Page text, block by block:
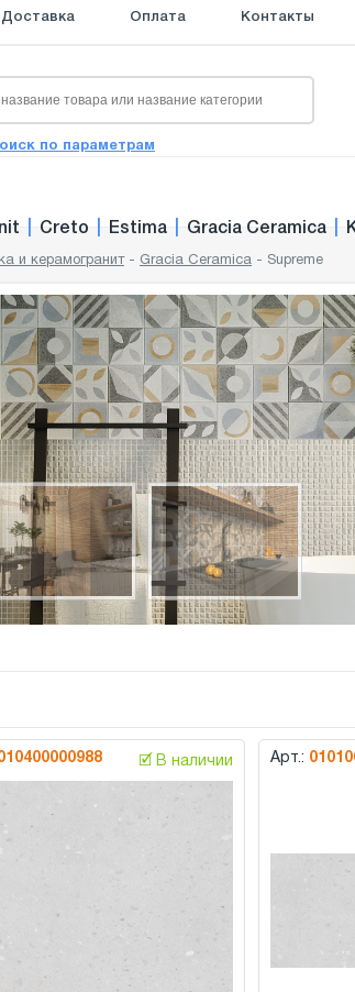
Доставка Оплата Контакты
по параметрам
Creto Estima Gracia Ceramica
и керамогранит - Gracia Ceramica - Supreme
🗹 В наличии Арт.: